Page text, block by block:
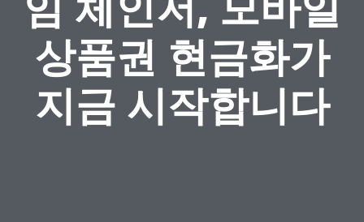
상품권 현금화가
지금 시작합니다